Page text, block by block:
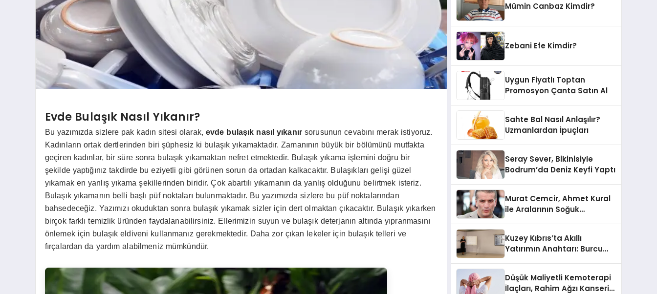
Evde Bulaşık Nasıl Yıkanır?
Bu yazımızda sizlere pak kadın sitesi olarak, evde bulaşık nasıl yıkanır sorusunun cevabını merak istiyoruz.
Kadınların ortak dertlerinden biri şüphesiz ki bulaşık yıkamaktadır. Zamanının büyük bir bölümünü mutfakta
geçiren kadınlar, bir süre sonra bulaşık yıkamaktan nefret etmektedir. Bulaşık yıkama işlemini doğru bir
şekilde yaptığınız takdirde bu eziyetli gibi görünen sorun da ortadan kalkacaktır. Bulaşıkları gelişi güzel
yıkamak en yanlış yıkama şekillerinden biridir. Çok abartılı yıkamanın da yanlış olduğunu belirtmek isteriz.
Bulaşık yıkamanın belli başlı püf noktaları bulunmaktadır. Bu yazımızda sizlere bu püf noktalarından
bahsedeceğiz. Yazımızı okuduktan sonra bulaşık yıkamak sizler için dert olmaktan çıkacaktır. Bulaşık yıkarken
birçok farklı temizlik üründen faydalanabilirsiniz. Ellerimizin suyun ve bulaşık deterjanın altında yıpranmasını
önlemek için bulaşık eldiveni kullanmanız gerekmektedir. Daha zor çıkan lekeler için bulaşık telleri ve
fırçalardan da yardım alabilmeniz mümkündür.
Mümin Canbaz Kimdir?
Zebani Efe Kimdir?
Uygun Fiyatlı Toptan
Promosyon Çanta Satın Al
Sahte Bal Nasıl Anlaşılır?
Uzmanlardan İpuçları
Seray Sever, Bikinisiyle
Bodrum’da Deniz Keyfi Yaptı
Murat Cemcir, Ahmet Kural
ile Aralarının Soğuk
Kuzey Kıbrıs’ta Akıllı
Yatırımın Anahtarı: Burcu
Düşük Maliyetli Kemoterapi
İlaçları, Rahim Ağzı Kanseri